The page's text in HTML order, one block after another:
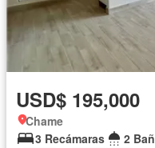
USD$ 195,000
Chame
3 Recámaras
2